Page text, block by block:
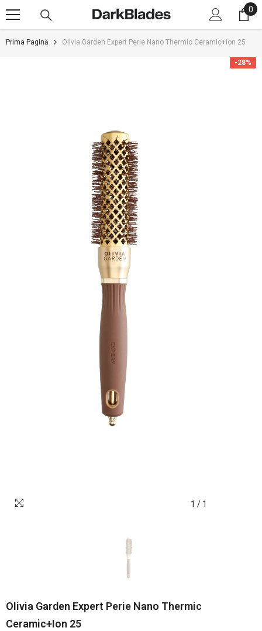
0
0
Prima Pagină Olivia Garden Expert Perie Nano Thermic Ceramic+Ion 25
-28%
1 / 1
Olivia Garden Expert Perie Nano Thermic
Ceramic+Ion 25